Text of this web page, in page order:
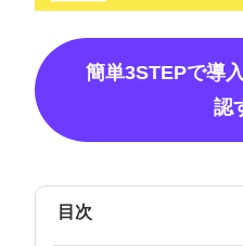
簡単3STEPで導
認
目次